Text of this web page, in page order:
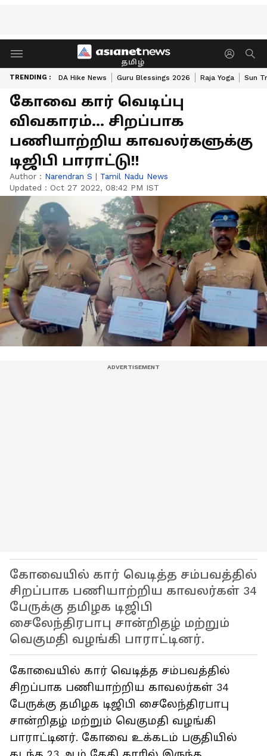
தமிழ்
TRENDING : DA Hike News Guru Blessings 2026 Raja Yoga Sun
கோவை கார் வெடிப்பு
விவகாரம்... சிறப்பாக
பணியாற்றிய காவலர்களுக்கு
டிஜிபி பாராட்டு!!
Author : Narendran S | Tamil Nadu News
Updated : Oct 27 2022, 08:42 PM IST
கோவையில் கார் வெடித்த சம்பவத்தில்
சிறப்பாக பணியாற்றிய காவலர்கள் 34
பேருக்கு தமிழக டிஜிபி
சைலேந்திரபாபு சான்றிதழ் மற்றும்
வெகுமதி வழங்கி பாராட்டினர்.
கோவையில் கார் வெடித்த சம்பவத்தில்
சிறப்பாக பணியாற்றிய காவலர்கள் 34
பேருக்கு தமிழக டிஜிபி சைலேந்திரபாபு
சான்றிதழ் மற்றும் வெகுமதி வழங்கி
பாராட்டினர். கோவை உக்கடம் பகுதியில்